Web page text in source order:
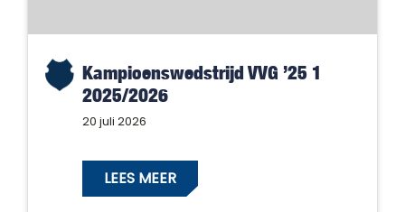
Kampioenswedstrijd VVG ’25 1
2025/2026
20 juli 2026
LEES MEER